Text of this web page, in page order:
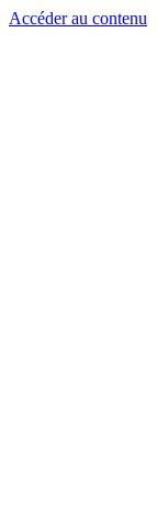
Accéder au contenu